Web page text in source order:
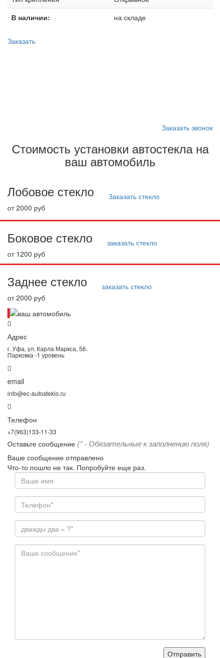
В наличии:
на складе
Заказать
Заказать звонок
Стоимость установки автостекла на
ваш автомобиль
Лобовое стекло
от 2000 руб
Заказать стекло
Боковое стекло
от 1200 руб
заказать стекло
Заднее стекло
от 2000 руб
заказать стекло
Адрес
г. Уфа, ул. Карла Маркса, 56.
Парковка -1 уровень
email
info@ec-autosteklo.ru
Телефон
+7(963)133-11-33
Оставьте сообщение (* - Обязательные к заполнению поля)
Ваше сообщение отправлено
Что-то пошло не так. Попробуйте еще раз.